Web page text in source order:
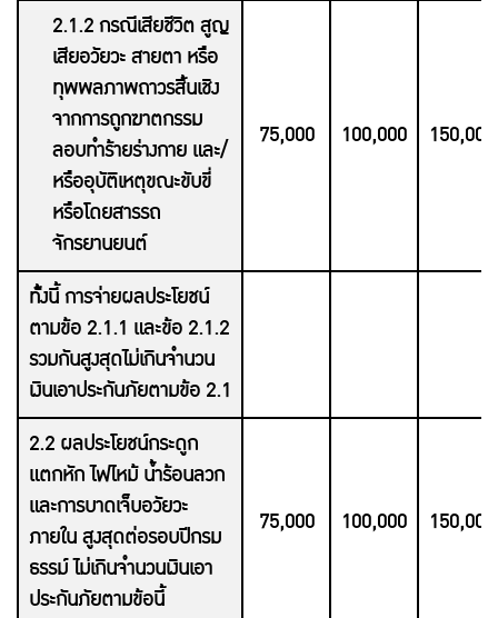
2.1.2 กรณีเสียชีวิต สูญ
เสียอวัยวะ สายตา หรือ
ทุพพลภาพถาวรสิ้นเชิง
จากการถูกฆาตกรรม
ลอบทำร้ายร่างกาย และ/
หรืออุบัติเหตุขณะขับขี่
หรือโดยสารรถ
จักรยานยนต์
75,000 100,000 150,000
ทั้งนี้ การจ่ายผลประโยชน์
ตามข้อ 2.1.1 และข้อ 2.1.2
รวมกันสูงสุดไม่เกินจำนวน
เงินเอาประกันภัยตามข้อ 2.1
2.2 ผลประโยชน์กระดูก
แตกหัก ไฟไหม้ น้ำร้อนลวก
และการบาดเจ็บอวัยวะ
ภายใน สูงสุดต่อรอบปีกรม
ธรรม์ ไม่เกินจำนวนเงินเอา
ประกันภัยตามข้อนี้
75,000 100,000 150,000